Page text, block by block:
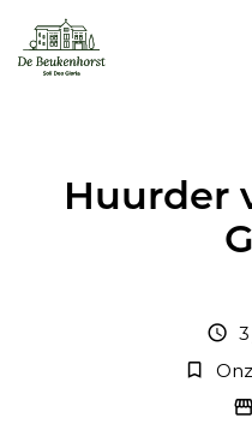
Huurder
schedule
bookmark_border
storefront